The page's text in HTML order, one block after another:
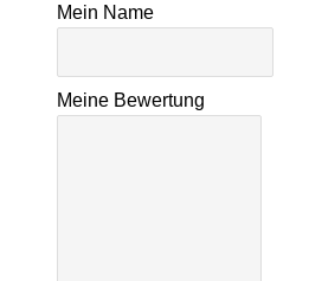
Mein Name
Meine Bewertung